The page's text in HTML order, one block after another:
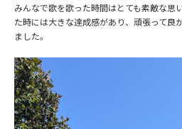
みんなで歌を歌った時間はとても素敵な思
た時には大きな達成感があり、頑張って良
ました。